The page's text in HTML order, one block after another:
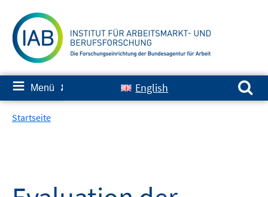
zum
Inhalt
≡ Menü ✘ English
Suchen nach:
Startseite